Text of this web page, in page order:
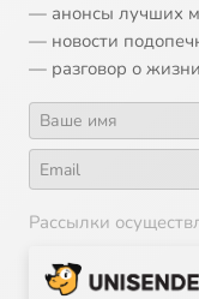
— анонсы лучших
— новости
— разговор о
Рассылки